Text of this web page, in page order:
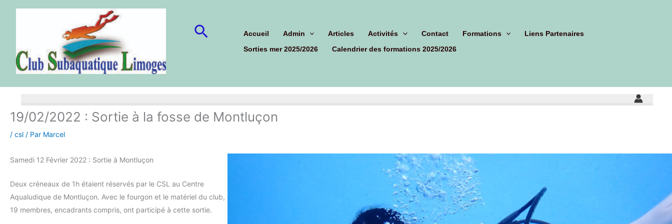
Rechercher
Accueil Admin Articles Activités Contact Formations
Liens Partenaires
Sorties mer 2025/2026
Calendrier des formations 2025/2026
19/02/2022 : Sortie à la fosse de Montluçon
/ csl / Par Marcel
Samedi 12 Février 2022 : Sortie à Montluçon
Deux créneaux de 1h étaient réservés par le CSL au Centre
Aqualudique de Montluçon. Avec le fourgon et le matériel du club,
19 membres, encadrants compris, ont participé à cette sortie.